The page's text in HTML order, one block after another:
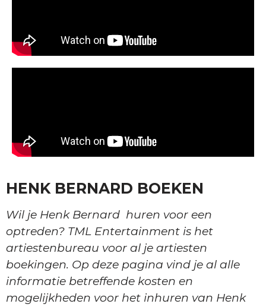
HENK BERNARD BOEKEN
Wil je Henk Bernard huren voor een
optreden? TML Entertainment is het
artiestenbureau voor al je artiesten
boekingen. Op deze pagina vind je al alle
informatie betreffende kosten en
mogelijkheden voor het inhuren van Henk